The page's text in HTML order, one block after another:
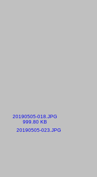
20190505-018.JPG
999.80 KB